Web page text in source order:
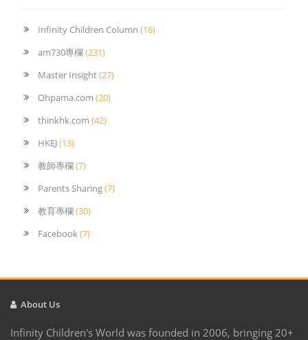
Infinity Children Column (16)
am730專欄(231)
Master Insight(27)
Ohpama.com (20)
thinkhk.com (42)
HKEJ(13)
教師專欄(7)
Parents Sharing(7)
教育專欄(30)
Facebook (7)
About Us
Infinity Children's World was founded in 2006, bringing 20+